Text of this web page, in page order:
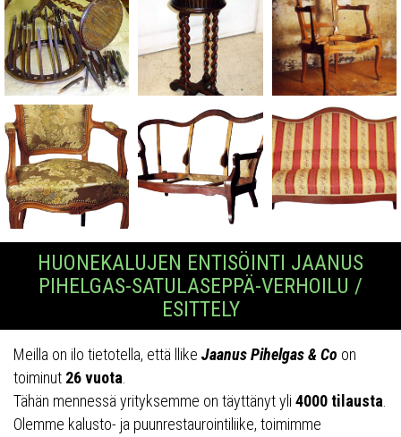
HUONEKALUJEN ENTISÖINTI JAANUS
PIHELGAS-SATULASEPPÄ-VERHOILU /
ESITTELY
Meilla on ilo tietotella, että llike Jaanus Pihelgas & Co on
toiminut 26 vuota.
Tähän mennessä yrityksemme on täyttänyt yli 4000 tilausta.
Olemme kalusto- ja puunrestaurointiliike, toimimme